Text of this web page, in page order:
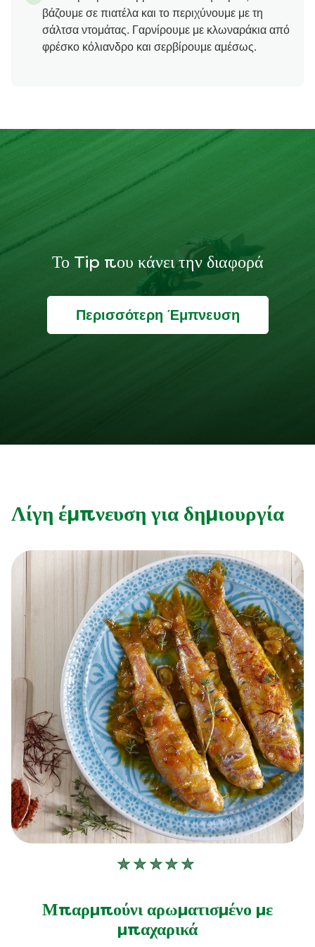
βάζουμε σε πιατέλα και το περιχύνουμε με τη
σάλτσα ντομάτας. Γαρνίρουμε με κλωναράκια από
φρέσκο κόλιανδρο και σερβίρουμε αμέσως.
Το Tip που κάνει την διαφορά
Περισσότερη Έμπνευση
Λίγη έμπνευση για δημιουργία
Δεν
αξιολογήσεις
για
Μπαρμπούνι αρωματισμένο με
μπαχαρικά